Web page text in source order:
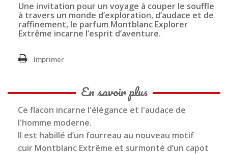
Une invitation pour un voyage à couper le souffle
à travers un monde d’exploration, d’audace et de
raffinement, le parfum Montblanc Explorer
Extrême incarne l’esprit d’aventure.
Imprimer
En savoir plus
Ce flacon incarne l'élégance et l'audace de
l'homme moderne.
Il est habillé d’un fourreau au nouveau motif
cuir Montblanc Extrême et surmonté d’un capot